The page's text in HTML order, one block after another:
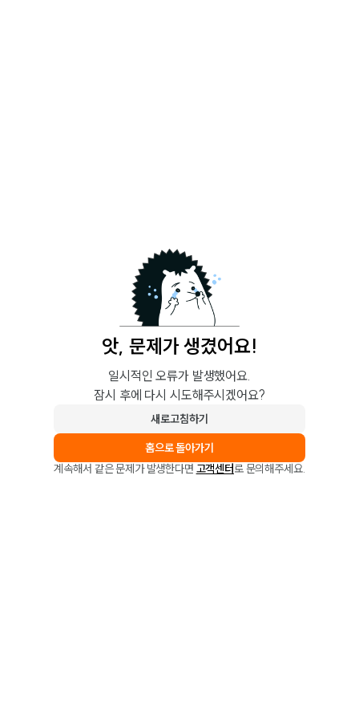
앗, 문제가 생겼어요!
일시적인 오류가 발생했어요.
잠시 후에 다시 시도해주시겠어요?
새로고침하기
홈으로 돌아가기
계속해서 같은 문제가 발생한다면 고객센터로 문의해주세요.